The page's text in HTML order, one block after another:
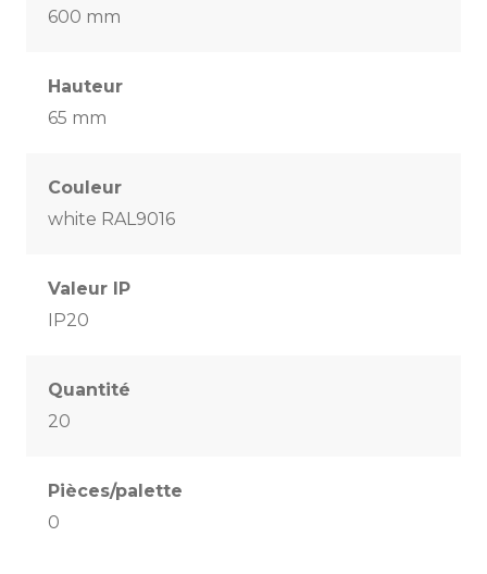
600 mm
Hauteur
65 mm
Couleur
white RAL9016
Valeur IP
IP20
Quantité
20
Pièces/palette
0